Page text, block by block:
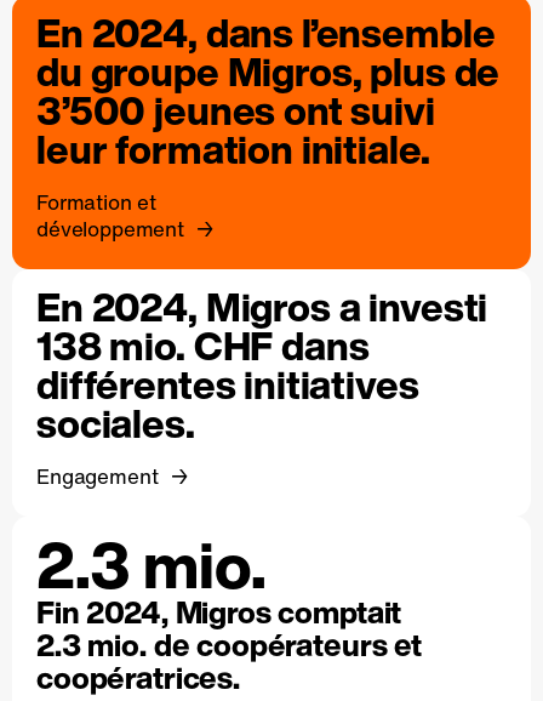
En 2024, dans l’ensemble
du groupe Migros, plus de
3’500 jeunes ont suivi
leur formation initiale.
Formation et
développement
En 2024, Migros a investi
138 mio. CHF dans
différentes initiatives
sociales.
Engagement
2.3 mio.
Fin 2024, Migros comptait
2.3 mio. de coopérateurs et
coopératrices.